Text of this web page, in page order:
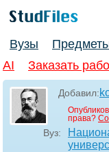
Вузы
AI
Заказать
Добавил:
права?
Вуз: